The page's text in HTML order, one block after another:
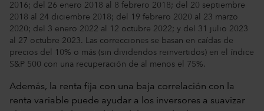
2016; del 26 enero 2018 al 8 febrero 2018; del 20 septiembre
2018 al 24 diciembre 2018; del 19 febrero 2020 al 23 marzo
2020; del 3 enero 2022 al 12 octubre 2022; y del 31 julio 2023
al 27 octubre 2023. Las correcciones se basan en caídas de
precios del 10% o más (sin dividendos reinvertidos) en el índice
S&P 500 con una recuperación de al menos el 75%.
Además, la renta fija con una baja correlación con la
renta variable puede ayudar a los inversores a suavizar